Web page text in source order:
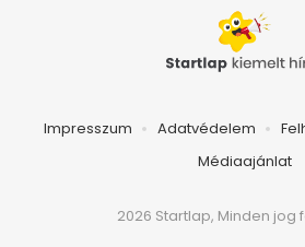
Impresszum Adatvédelem
Médiaajánlat
2026 Startlap, Minden jog